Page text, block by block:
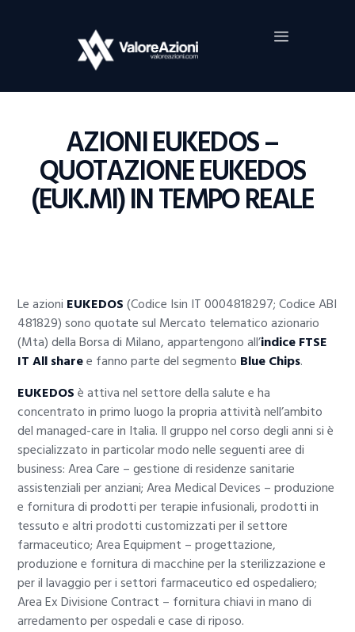
AZIONI EUKEDOS –
QUOTAZIONE EUKEDOS
(EUK.MI) IN TEMPO REALE
Home
Investimenti
Borsa
Guide Al Trading
Criptovalute
Le azioni EUKEDOS(Codice Isin IT 0004818297; Codice ABI
481829) sono quotate sul Mercato telematico azionario
(Mta) della Borsa di Milano, appartengono all’indice FTSE
IT All sharee fanno parte del segmento Blue Chips.
EUKEDOSè attiva nel settore della salute e ha
concentrato in primo luogo la propria attività nell’ambito
del managed-care in Italia. Il gruppo nel corso degli anni si è
specializzato in particolar modo nelle seguenti aree di
business: Area Care – gestione di residenze sanitarie
assistenziali per anziani; Area Medical Devices – produzione
e fornitura di prodotti per terapie infusionali, prodotti in
tessuto e altri prodotti customizzati per il settore
farmaceutico; Area Equipment – progettazione,
produzione e fornitura di macchine per la sterilizzazione e
per il lavaggio per i settori farmaceutico ed ospedaliero;
Area Ex Divisione Contract – fornitura chiavi in mano di
arredamento per ospedali e case di riposo.